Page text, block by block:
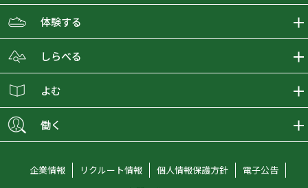
ECMALLの商品をさがす
取り扱いブランド一覧
ショップブログ
会員募集
体験する
おとな女子登山部
グラビティリサーチ
しらべる
登山レポート
オンラインコンシェルジュ
よむ
働く
企業情報 リクルート情報 個人情報保護方針
電子公告